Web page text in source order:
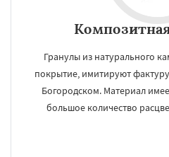
Гранулы из натурального
покрытие, имитируют
Богородском. Материал
большое количество